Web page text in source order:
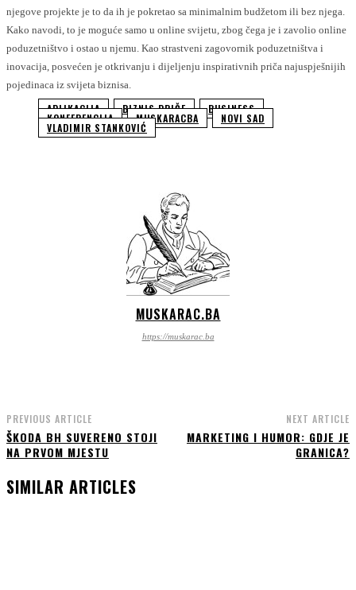
njegove projekte je to da ih je pokretao sa minimalnim budžetom ili bez njega.
Kako navodi, to je moguće samo u online svijetu, zbog čega je i zavolio online
poduzetništvo i ostao u njemu. Kao strastveni zagovornik poduzetništva i
inovacija, posvećen je otkrivanju i dijeljenju inspirativnih priča najuspješnijih
pojedinaca iz svijeta biznisa.
APLIKACIJA BIZNIS PRIČE BUSINESS
KONFERENCIJA MUSKARACBA NOVI SAD
VLADIMIR STANKOVIĆ
MUSKARAC.BA
https://muskarac.ba
PREVIOUS ARTICLE
ŠKODA BH SUVERENO STOJI
NA PRVOM MJESTU
NEXT ARTICLE
MARKETING I HUMOR: GDJE JE
GRANICA?
SIMILAR ARTICLES